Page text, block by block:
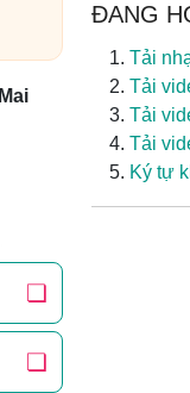
Mai
❏
❏
ĐANG
Tải
Tải
Tải
Tải
Ký tự